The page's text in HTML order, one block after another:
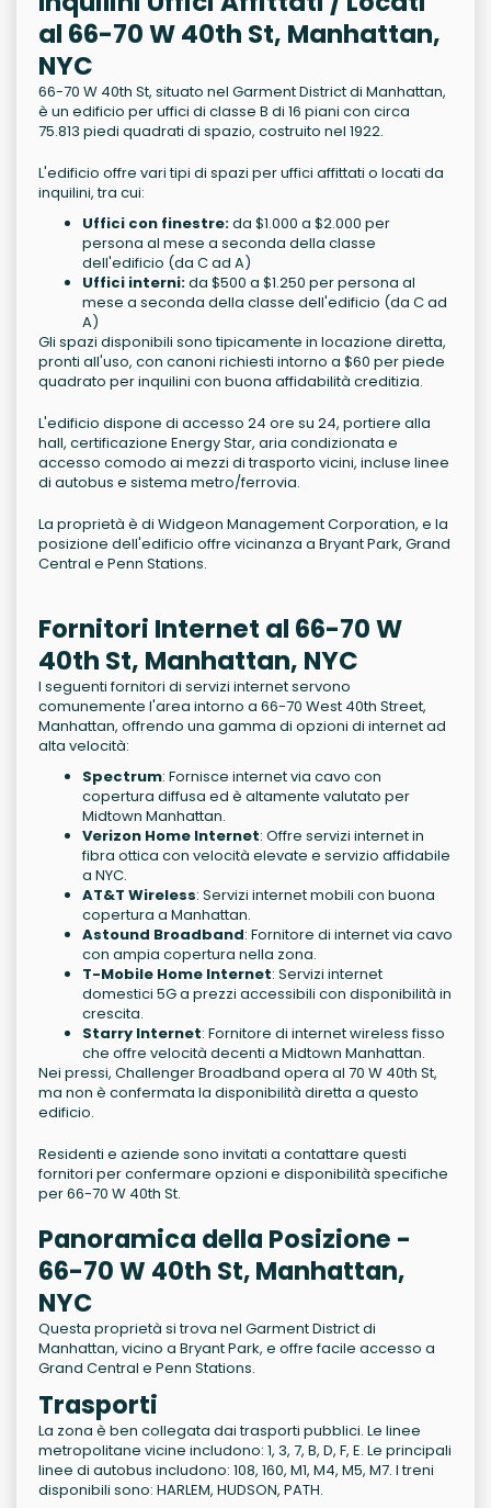
al 66-70 W 40th St, Manhattan,
NYC
66-70 W 40th St, situato nel Garment District di Manhattan,
è un edificio per uffici di classe B di 16 piani con circa
75.813 piedi quadrati di spazio, costruito nel 1922.
L'edificio offre vari tipi di spazi per uffici affittati o locati da
inquilini, tra cui:
Uffici con finestre:da $1.000 a $2.000 per
persona al mese a seconda della classe
dell'edificio (da C ad A)
Uffici interni:da $500 a $1.250 per persona al
mese a seconda della classe dell'edificio (da C ad
A)
Gli spazi disponibili sono tipicamente in locazione diretta,
pronti all'uso, con canoni richiesti intorno a $60 per piede
quadrato per inquilini con buona affidabilità creditizia.
L'edificio dispone di accesso 24 ore su 24, portiere alla
hall, certificazione Energy Star, aria condizionata e
accesso comodo ai mezzi di trasporto vicini, incluse linee
di autobus e sistema metro/ferrovia.
La proprietà è di Widgeon Management Corporation, e la
posizione dell'edificio offre vicinanza a Bryant Park, Grand
Central e Penn Stations.
Fornitori Internet al 66-70 W
40th St, Manhattan, NYC
I seguenti fornitori di servizi internet servono
comunemente l'area intorno a 66-70 West 40th Street,
Manhattan, offrendo una gamma di opzioni di internet ad
alta velocità:
Spectrum: Fornisce internet via cavo con
copertura diffusa ed è altamente valutato per
Midtown Manhattan.
Verizon Home Internet: Offre servizi internet in
fibra ottica con velocità elevate e servizio affidabile
a NYC.
AT&T Wireless: Servizi internet mobili con buona
copertura a Manhattan.
Astound Broadband: Fornitore di internet via cavo
con ampia copertura nella zona.
T-Mobile Home Internet: Servizi internet
domestici 5G a prezzi accessibili con disponibilità in
crescita.
Starry Internet: Fornitore di internet wireless fisso
che offre velocità decenti a Midtown Manhattan.
Nei pressi, Challenger Broadband opera al 70 W 40th St,
ma non è confermata la disponibilità diretta a questo
edificio.
Residenti e aziende sono invitati a contattare questi
fornitori per confermare opzioni e disponibilità specifiche
per 66-70 W 40th St.
Panoramica della Posizione -
66-70 W 40th St, Manhattan,
NYC
Questa proprietà si trova nel Garment District di
Manhattan, vicino a Bryant Park, e offre facile accesso a
Grand Central e Penn Stations.
Trasporti
La zona è ben collegata dai trasporti pubblici. Le linee
metropolitane vicine includono: 1, 3, 7, B, D, F, E. Le principali
linee di autobus includono: 108, 160, M1, M4, M5, M7. I treni
disponibili sono: HARLEM, HUDSON, PATH.